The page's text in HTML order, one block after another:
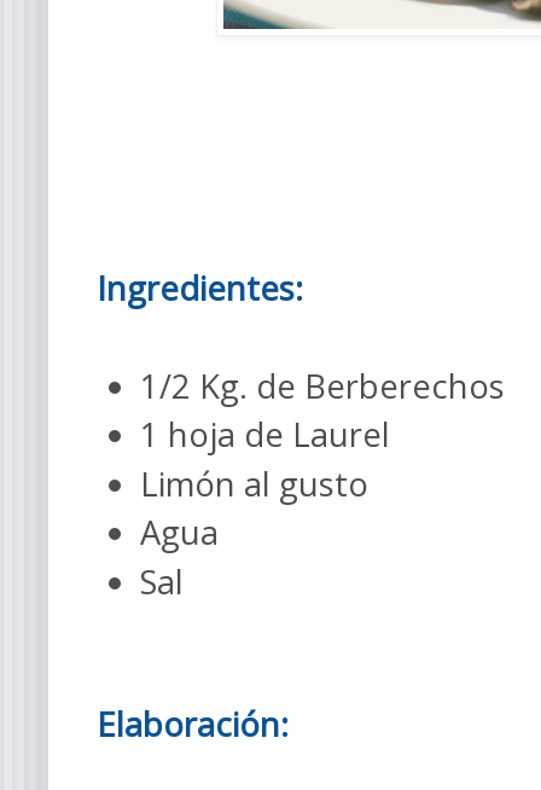
Ingredientes:
1/2 Kg. de Berberechos
1 hoja de Laurel
Limón al gusto
Agua
Sal
Elaboración: